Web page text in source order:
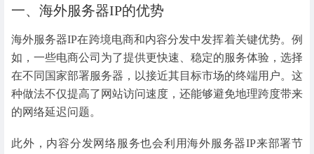
一、海外服务器IP的优势
海外服务器IP在跨境电商和内容分发中发挥着关键优势。例
如，一些电商公司为了提供更快速、稳定的服务体验，选择
在不同国家部署服务器，以接近其目标市场的终端用户。这
种做法不仅提高了网站访问速度，还能够避免地理跨度带来
的网络延迟问题。
此外，内容分发网络服务也会利用海外服务器IP来部署节